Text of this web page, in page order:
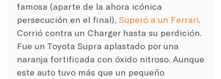
famosa (aparte de la ahora icónica
persecución en el final), Superó a un Ferrari.
Corrió contra un Charger hasta su perdición.
Fue un Toyota Supra aplastado por una
naranja fortificada con óxido nitroso. Aunque
este auto tuvo más que un pequeño